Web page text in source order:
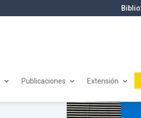
Publicaciones Extensión